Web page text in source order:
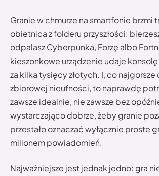
Granie w chmurze na smartfonie brzmi
obietnica z folderu przyszłości:
odpalasz Cyberpunka, Forzę albo
kieszonkowe urządzenie udaje
za kilka tysięcy złotych. I, co najgorsze
zbiorowej nieufności, to naprawdę
zawsze idealnie, nie zawsze bez
wystarczająco dobrze, żeby granie
przestało oznaczać wyłącznie proste
milionem powiadomień.
Najważniejsze jest jednak jedno: gra